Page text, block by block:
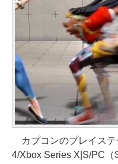
カプコンのプレイステ
4/Xbox Series X|S/PC（